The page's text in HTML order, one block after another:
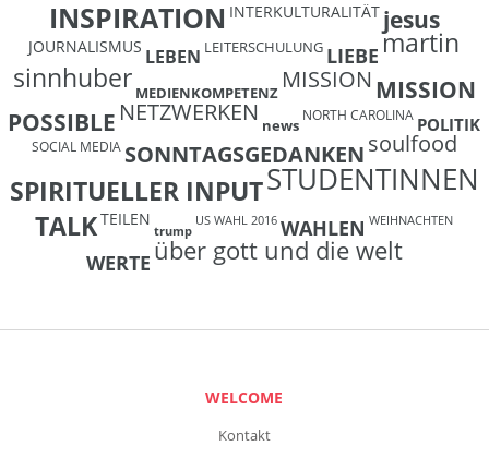
INSPIRATION INTERKULTURALITÄT jesus
JOURNALISMUS LEBEN LEITERSCHULUNG LIEBEmartin
sinnhuber MEDIENKOMPETENZ MISSION MISSION
POSSIBLE NETZWERKEN news
NORTH CAROLINA POLITIK
SOCIAL MEDIA SONNTAGSGEDANKENsoulfood
SPIRITUELLER INPUTSTUDENTINNEN
TALKTEILEN
trump
US WAHL 2016 WAHLEN WEIHNACHTEN
WERTE über gott und die welt
WELCOME
Kontakt